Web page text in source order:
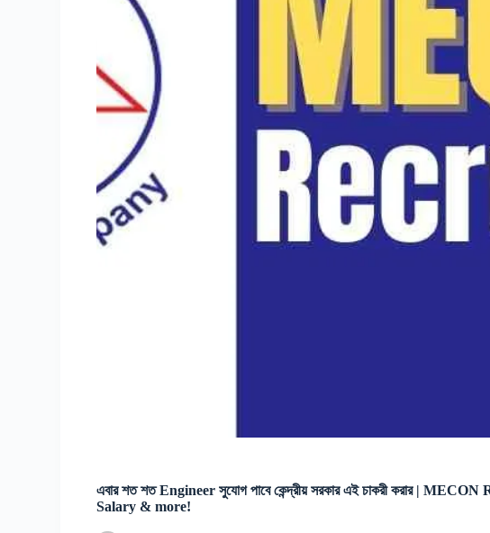
এবার শত শত Engineer সুযোগ পাবে কেন্দ্রীয় সরকার এই চাকরী করার |
Salary & more!